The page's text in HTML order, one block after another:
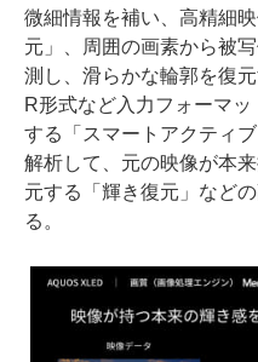
微細情報を補い、高精細
元」、周囲の画素から被
測し、滑らかな輪郭を復
R形式など入力フォーマ
する「スマートアクティ
解析して、元の映像が本
元する「輝き復元」など
る。